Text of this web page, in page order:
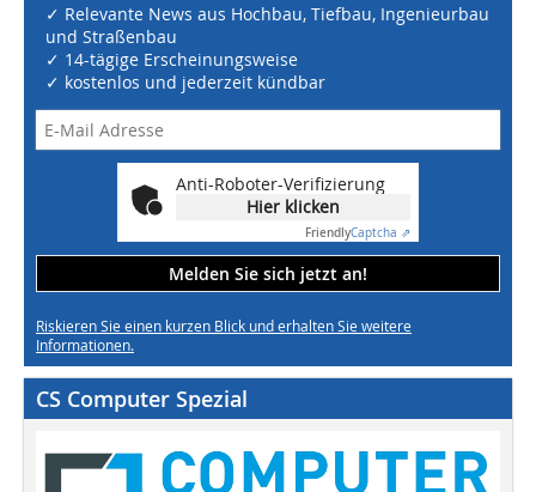
✓ Relevante News aus Hochbau, Tiefbau, Ingenieurbau
und Straßenbau
✓ 14-tägige Erscheinungsweise
✓ kostenlos und jederzeit kündbar
Anti-Roboter-Verifizierung
Hier klicken
FriendlyCaptcha ⇗
Melden Sie sich jetzt an!
Riskieren Sie einen kurzen Blick und erhalten Sie weitere
Informationen.
CS Computer Spezial